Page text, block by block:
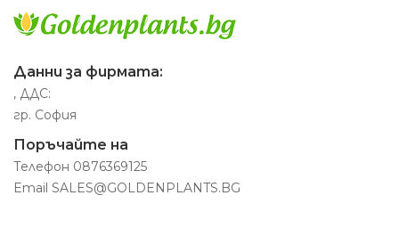
Данни за фирмата:
, ДДС:
гр. София
Поръчайте на
Телефон 0876369125
Email SALES@GOLDENPLANTS.BG